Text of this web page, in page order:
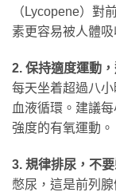
（Lycopene）對
素更容易被人體吸
2. 保持適度運動，
每天坐着超過八
血液循環。建議
強度的有氧運動。
3. 規律排尿，不要
憋尿，這是前列